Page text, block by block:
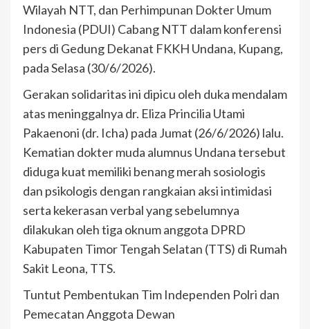
Wilayah NTT, dan Perhimpunan Dokter Umum
Indonesia (PDUI) Cabang NTT dalam konferensi
pers di Gedung Dekanat FKKH Undana, Kupang,
pada Selasa (30/6/2026).
Gerakan solidaritas ini dipicu oleh duka mendalam
atas meninggalnya dr. Eliza Princilia Utami
Pakaenoni (dr. Icha) pada Jumat (26/6/2026) lalu.
Kematian dokter muda alumnus Undana tersebut
diduga kuat memiliki benang merah sosiologis
dan psikologis dengan rangkaian aksi intimidasi
serta kekerasan verbal yang sebelumnya
dilakukan oleh tiga oknum anggota DPRD
Kabupaten Timor Tengah Selatan (TTS) di Rumah
Sakit Leona, TTS.
Tuntut Pembentukan Tim Independen Polri dan
Pemecatan Anggota Dewan